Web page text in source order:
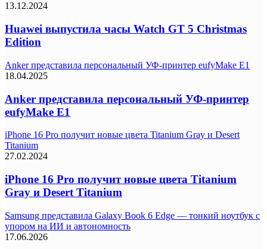
13.12.2024
Huawei выпустила часы Watch GT 5 Christmas
Edition
Anker представила персональный УФ-принтер eufyMake E1
18.04.2025
Anker представила персональный УФ-принтер
eufyMake E1
iPhone 16 Pro получит новые цвета Titanium Gray и Desert
Titanium
27.02.2024
iPhone 16 Pro получит новые цвета Titanium
Gray и Desert Titanium
Samsung представила Galaxy Book 6 Edge — тонкий ноутбук с
упором на ИИ и автономность
17.06.2026